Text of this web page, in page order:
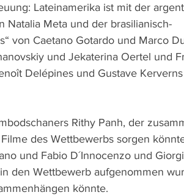
Lateinamerika ist mit der
Natalia Meta und der brasilianisch-
von Caetano Gotardo und Marco
und Jekaterina Oertel und
Delépines und Gustave Kerverns
Rithy Panh, der
des Wettbewerbs sorgen
und Fabio D´Innocenzo und
den Wettbewerb aufgenommen
könnte.